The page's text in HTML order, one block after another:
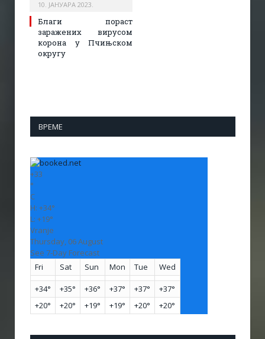
10. ЈАНУАРА 2023.
Благи пораст
заражених вирусом
корона у Пчињском
округу
ВРЕМЕ
+33
°
C
H: +34°
L: +19°
Vranje
Thursday, 06 August
See 7-Day Forecast
Fri
Sat Sun Mon Tue Wed
+34° +35° +36° +37° +37° +37°
+20° +20° +19° +19° +20° +20°